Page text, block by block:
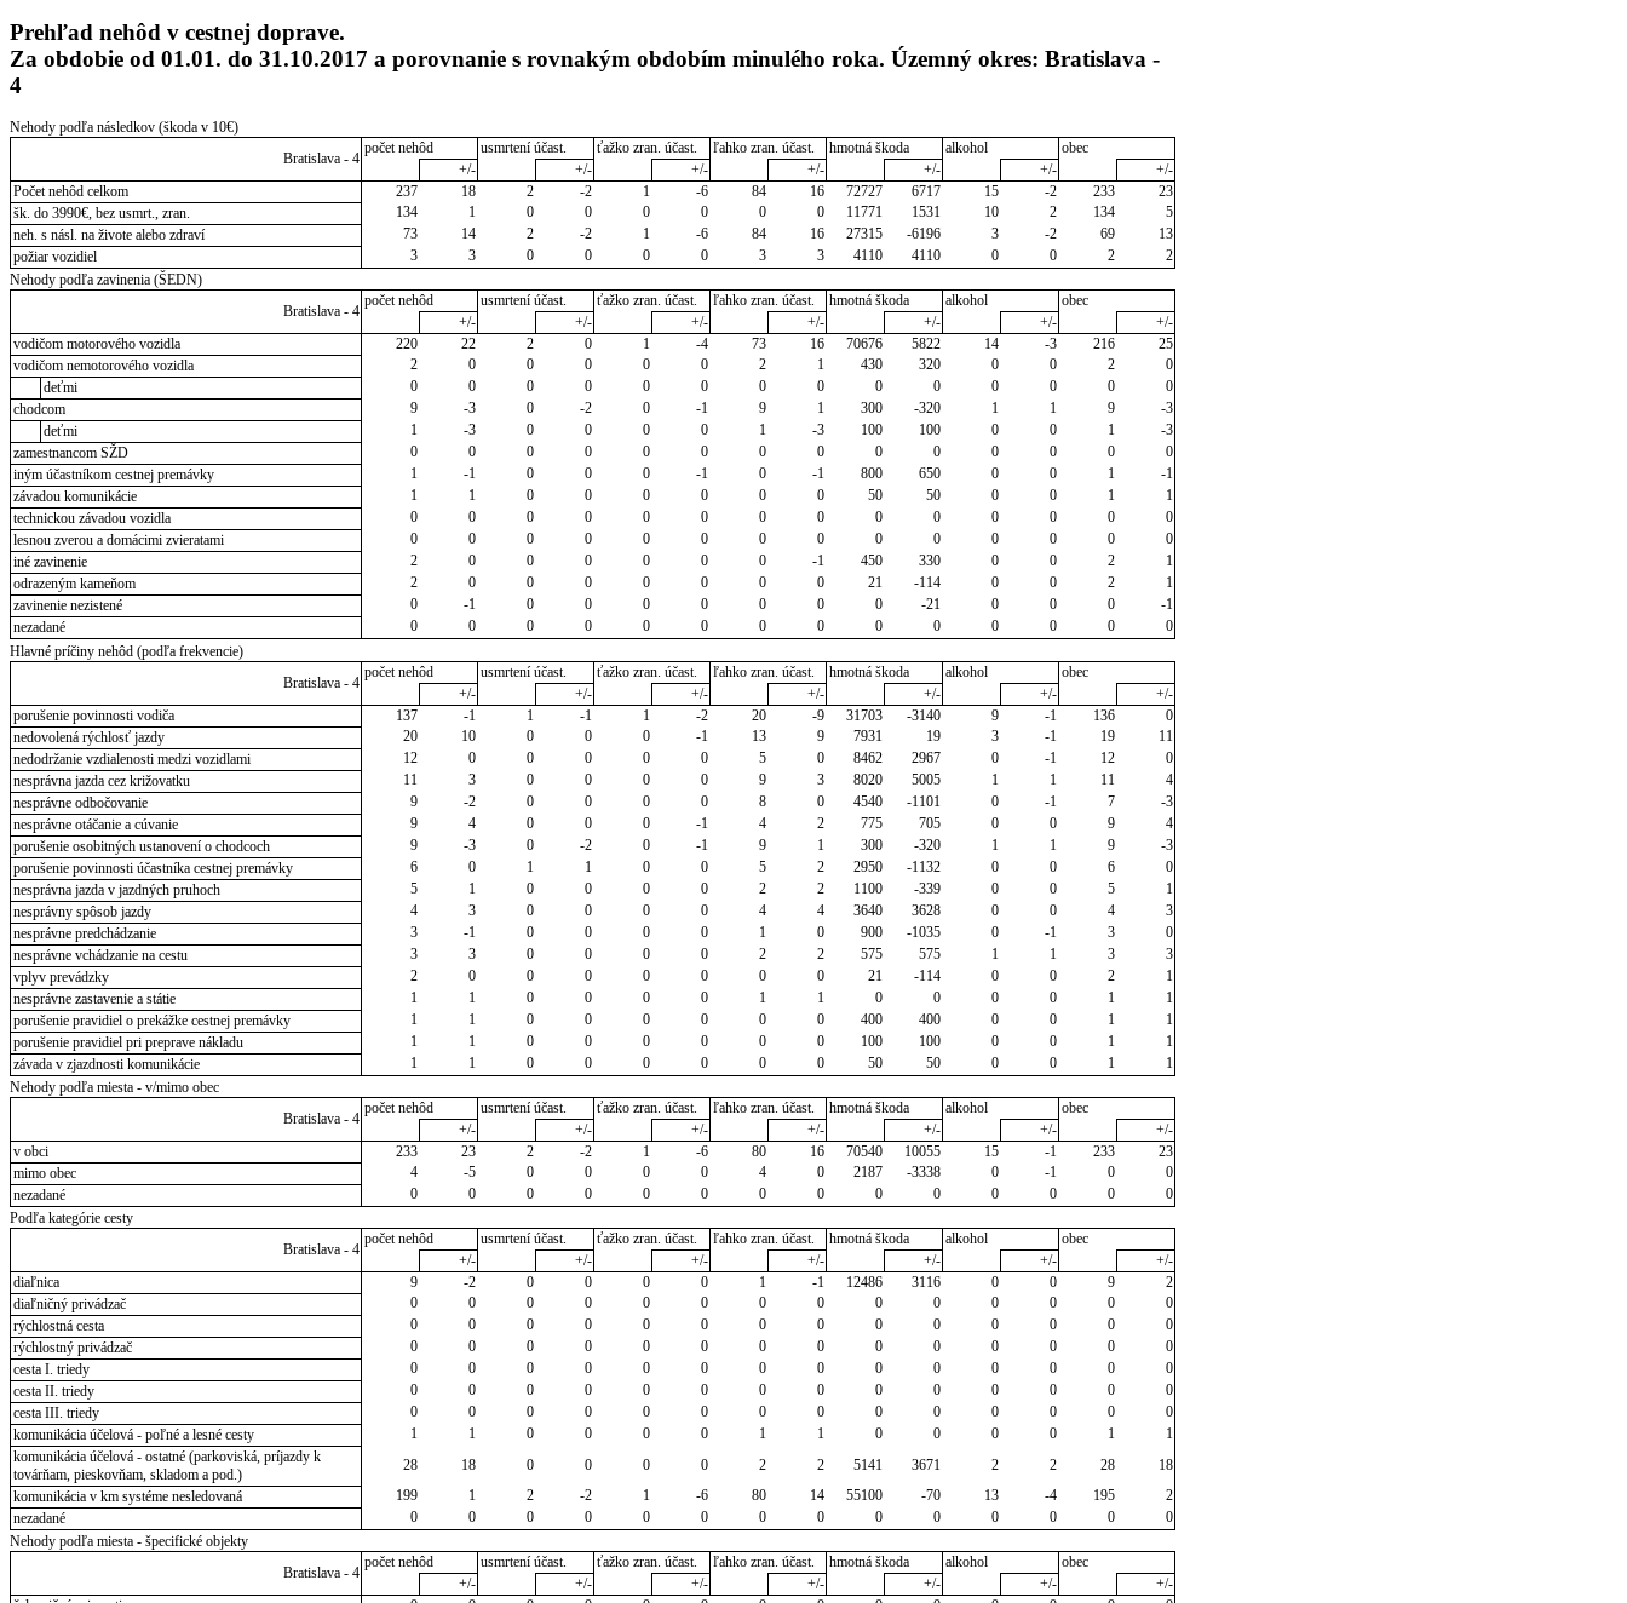
Prehľad nehôd v cestnej doprave.
Za obdobie od 01.01. do 31.10.2017 a porovnanie s rovnakým obdobím minulého roka. Územný okres: Bratislava -
4
Nehody podľa následkov (škoda v 10€)
Bratislava - 4
počet nehôd usmrtení účast. ťažko zran. účast. ľahko zran. účast. hmotná škoda alkohol
obec
+/-
+/- +/- +/- +/- +/-
+/-
Počet nehôd celkom
237 18 2 -2 1 -6 84 16 72727 6717 15 -2 233
23
šk. do 3990€, bez usmrt., zran.
134 1 0 0 0 0 0 0 11771 1531 10 2 134
5
neh. s násl. na živote alebo zdraví
73 14 2 -2 1 -6 84 16 27315 -6196 3 -2 69
13
požiar vozidiel
3 3 0 0 0 0 3 3 4110 4110 0 0 2
2
Nehody podľa zavinenia (ŠEDN)
Bratislava - 4
počet nehôd usmrtení účast. ťažko zran. účast. ľahko zran. účast. hmotná škoda alkohol
obec
+/-
+/- +/- +/- +/- +/-
+/-
vodičom motorového vozidla
220 22 2 0 1 -4 73 16 70676 5822 14 -3 216
25
vodičom nemotorového vozidla
2 0 0 0 0 0 2 1 430 320 0 0 2
0
deťmi
0 0 0 0 0 0 0 0 0 0 0 0 0
0
chodcom
9 -3 0 -2 0 -1 9 1 300 -320 1 1 9
-3
deťmi
1 -3 0 0 0 0 1 -3 100 100 0 0 1
-3
zamestnancom SŽD
0 0 0 0 0 0 0 0 0 0 0 0 0
0
iným účastníkom cestnej premávky
1 -1 0 0 0 -1 0 -1 800 650 0 0 1
-1
závadou komunikácie
1 1 0 0 0 0 0 0 50 50 0 0 1
1
technickou závadou vozidla
0 0 0 0 0 0 0 0 0 0 0 0 0
0
lesnou zverou a domácimi zvieratami
0 0 0 0 0 0 0 0 0 0 0 0 0
0
iné zavinenie
2 0 0 0 0 0 0 -1 450 330 0 0 2
1
odrazeným kameňom
2 0 0 0 0 0 0 0 21 -114 0 0 2
1
zavinenie nezistené
0 -1 0 0 0 0 0 0 0 -21 0 0 0
-1
nezadané
0 0 0 0 0 0 0 0 0 0 0 0 0
0
Hlavné príčiny nehôd (podľa frekvencie)
Bratislava - 4
počet nehôd usmrtení účast. ťažko zran. účast. ľahko zran. účast. hmotná škoda alkohol
obec
+/-
+/- +/- +/- +/- +/-
+/-
porušenie povinnosti vodiča
137 -1 1 -1 1 -2 20 -9 31703 -3140 9 -1 136
0
nedovolená rýchlosť jazdy
20 10 0 0 0 -1 13 9 7931 19 3 -1 19
11
nedodržanie vzdialenosti medzi vozidlami
12 0 0 0 0 0 5 0 8462 2967 0 -1 12
0
nesprávna jazda cez križovatku
11 3 0 0 0 0 9 3 8020 5005 1 1 11
4
nesprávne odbočovanie
9 -2 0 0 0 0 8 0 4540 -1101 0 -1 7
-3
nesprávne otáčanie a cúvanie
9 4 0 0 0 -1 4 2 775 705 0 0 9
4
porušenie osobitných ustanovení o chodcoch
9 -3 0 -2 0 -1 9 1 300 -320 1 1 9
-3
porušenie povinnosti účastníka cestnej premávky
6 0 1 1 0 0 5 2 2950 -1132 0 0 6
0
nesprávna jazda v jazdných pruhoch
5 1 0 0 0 0 2 2 1100 -339 0 0 5
1
nesprávny spôsob jazdy
4 3 0 0 0 0 4 4 3640 3628 0 0 4
3
nesprávne predchádzanie
3 -1 0 0 0 0 1 0 900 -1035 0 -1 3
0
nesprávne vchádzanie na cestu
3 3 0 0 0 0 2 2 575 575 1 1 3
3
vplyv prevádzky
2 0 0 0 0 0 0 0 21 -114 0 0 2
1
nesprávne zastavenie a státie
1 1 0 0 0 0 1 1 0 0 0 0 1
1
porušenie pravidiel o prekážke cestnej premávky
1 1 0 0 0 0 0 0 400 400 0 0 1
1
porušenie pravidiel pri preprave nákladu
1 1 0 0 0 0 0 0 100 100 0 0 1
1
závada v zjazdnosti komunikácie
1 1 0 0 0 0 0 0 50 50 0 0 1
1
Nehody podľa miesta - v/mimo obec
Bratislava - 4
počet nehôd usmrtení účast. ťažko zran. účast. ľahko zran. účast. hmotná škoda alkohol
obec
+/-
+/- +/- +/- +/- +/-
+/-
v obci
233 23 2 -2 1 -6 80 16 70540 10055 15 -1 233
23
mimo obec
4 -5 0 0 0 0 4 0 2187 -3338 0 -1 0
0
nezadané
0 0 0 0 0 0 0 0 0 0 0 0 0
0
Podľa kategórie cesty
Bratislava - 4
počet nehôd usmrtení účast. ťažko zran. účast. ľahko zran. účast. hmotná škoda alkohol
obec
+/-
+/- +/- +/- +/- +/-
+/-
diaľnica
9 -2 0 0 0 0 1 -1 12486 3116 0 0 9
2
diaľničný privádzač
0 0 0 0 0 0 0 0 0 0 0 0 0
0
rýchlostná cesta
0 0 0 0 0 0 0 0 0 0 0 0 0
0
rýchlostný privádzač
0 0 0 0 0 0 0 0 0 0 0 0 0
0
cesta I. triedy
0 0 0 0 0 0 0 0 0 0 0 0 0
0
cesta II. triedy
0 0 0 0 0 0 0 0 0 0 0 0 0
0
cesta III. triedy
0 0 0 0 0 0 0 0 0 0 0 0 0
0
komunikácia účelová - poľné a lesné cesty
1 1 0 0 0 0 1 1 0 0 0 0 1
1
komunikácia účelová - ostatné (parkoviská, príjazdy k
továrňam, pieskovňam, skladom a pod.)
28 18 0 0 0 0 2 2 5141 3671 2 2 28
18
komunikácia v km systéme nesledovaná
199 1 2 -2 1 -6 80 14 55100 -70 13 -4 195
2
nezadané
0 0 0 0 0 0 0 0 0 0 0 0 0
0
Nehody podľa miesta - špecifické objekty
Bratislava - 4
počet nehôd usmrtení účast. ťažko zran. účast. ľahko zran. účast. hmotná škoda alkohol
obec
+/-
+/- +/- +/- +/- +/-
+/-